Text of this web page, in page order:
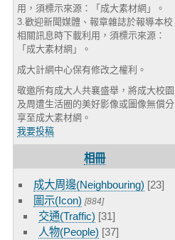
用，須標示來源：「成大素材網」。
3.歡迎新聞媒體、報章雜誌於報導本校
相關訊息時下載利用，須標示來源：
「成大素材網」。
成大計網中心保有修改之權利。
敬邀所有成大人共襄盛舉，將成大校園
及周遭生活圈的美好影像或圖像無償分
享至成大素材網。
我要投稿
相冊
成大周邊(Neighbouring) [23]
圖示(Icon) [884]
交通(Traffic) [31]
人物(People) [37]